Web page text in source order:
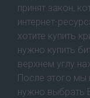
принят закон,
интернет-
хотите купить
нужно купить
верхнем углу
После этого мы
нужно выбрать